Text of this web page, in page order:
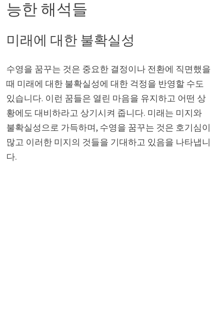
능한 해석들
미래에 대한 불확실성
수영을 꿈꾸는 것은 중요한 결정이나 전환에 직면했을
때 미래에 대한 불확실성에 대한 걱정을 반영할 수도
있습니다. 이런 꿈들은 열린 마음을 유지하고 어떤 상
황에도 대비하라고 상기시켜 줍니다. 미래는 미지와
불확실성으로 가득하며, 수영을 꿈꾸는 것은 호기심이
많고 이러한 미지의 것들을 기대하고 있음을 나타냅니
다.